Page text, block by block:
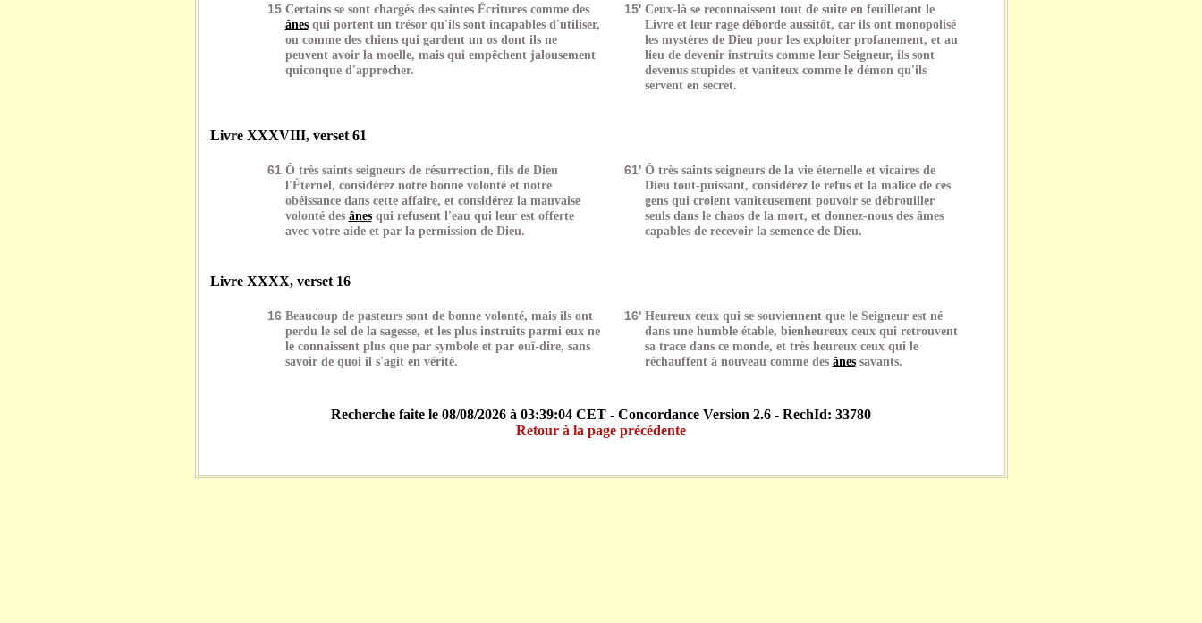
15 Certains se sont chargés des saintes Écritures comme des
ânesqui portent un trésor qu'ils sont incapables d'utiliser,
ou comme des chiens qui gardent un os dont ils ne
peuvent avoir la moelle, mais qui empêchent jalousement
quiconque d'approcher.
15' Ceux-là se reconnaissent tout de suite en feuilletant le
Livre et leur rage déborde aussitôt, car ils ont monopolisé
les mystères de Dieu pour les exploiter profanement, et au
lieu de devenir instruits comme leur Seigneur, ils sont
devenus stupides et vaniteux comme le démon qu'ils
servent en secret.
Livre XXXVIII, verset 61
61 Ô très saints seigneurs de résurrection, fils de Dieu
l'Éternel, considérez notre bonne volonté et notre
obéissance dans cette affaire, et considérez la mauvaise
volonté des ânesqui refusent l'eau qui leur est offerte
avec votre aide et par la permission de Dieu.
61' Ô très saints seigneurs de la vie éternelle et vicaires de
Dieu tout-puissant, considérez le refus et la malice de ces
gens qui croient vaniteusement pouvoir se débrouiller
seuls dans le chaos de la mort, et donnez-nous des âmes
capables de recevoir la semence de Dieu.
Livre XXXX, verset 16
16 Beaucoup de pasteurs sont de bonne volonté, mais ils ont
perdu le sel de la sagesse, et les plus instruits parmi eux ne
le connaissent plus que par symbole et par ouï-dire, sans
savoir de quoi il s'agit en vérité.
16' Heureux ceux qui se souviennent que le Seigneur est né
dans une humble étable, bienheureux ceux qui retrouvent
sa trace dans ce monde, et très heureux ceux qui le
réchauffent à nouveau comme des ânessavants.
Recherche faite le 08/08/2026 à 03:39:04 CET - Concordance Version 2.6 - RechId: 33780
Retour à la page précédente